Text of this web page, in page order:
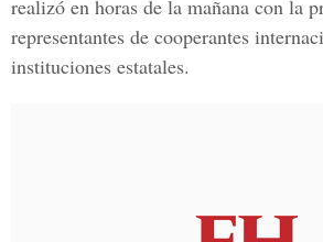
realizó en horas de la mañana con la
representantes de cooperantes
instituciones estatales.